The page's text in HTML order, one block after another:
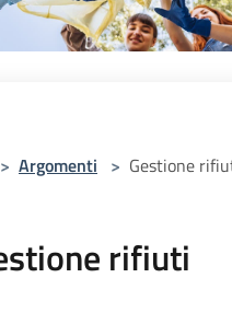
> Argomenti > Gestione
rifiuti